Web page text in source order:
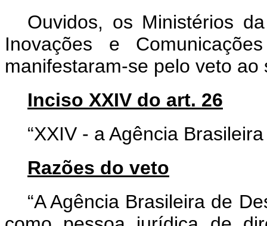
Ouvidos, os Ministérios
Inovações e
manifestaram-se pelo veto ao
Inciso XXIV do art. 26
“XXIV - a Agência
Razões do veto
“A Agência Brasileira de